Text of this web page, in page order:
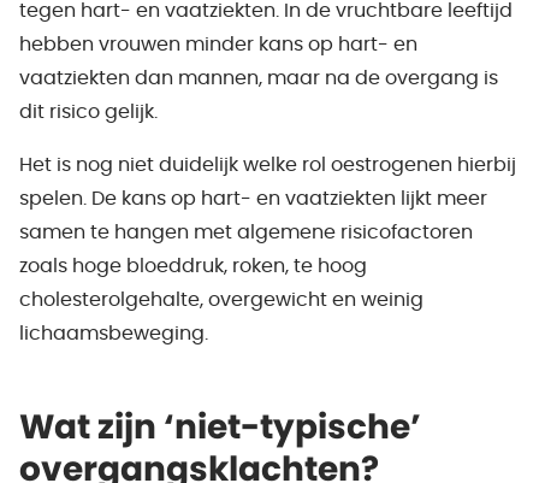
tegen hart- en vaatziekten. In de vruchtbare leeftijd
hebben vrouwen minder kans op hart- en
vaatziekten dan mannen, maar na de overgang is
dit risico gelijk.
Het is nog niet duidelijk welke rol oestrogenen hierbij
spelen. De kans op hart- en vaatziekten lijkt meer
samen te hangen met algemene risicofactoren
zoals hoge bloeddruk, roken, te hoog
cholesterolgehalte, overgewicht en weinig
lichaamsbeweging.
Wat zijn ‘niet-typische’
overgangsklachten?